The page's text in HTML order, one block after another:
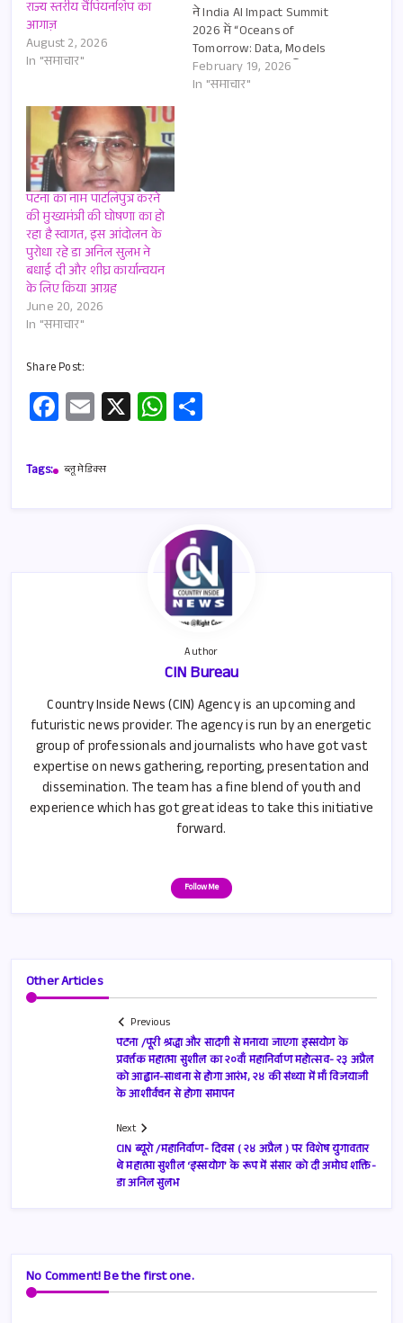
राज्य स्तरीय चैंपियनशिप का
आगाज़
August 2, 2026
In "समाचार"
ने India AI Impact Summit
2026 में “Oceans of
Tomorrow: Data, Models
and Governance” विषय पर
उच्चस्तरीय चर्चा का नेतृत्व किया।
February 19, 2026
In "समाचार"
पटना का नाम पाटलिपुत्र करने
की मुख्यमंत्री की घोषणा का हो
रहा है स्वागत, इस आंदोलन के
पुरोधा रहे डा अनिल सुलभ ने
बधाई दी और शीघ्र कार्यान्वयन
के लिए किया आग्रह
June 20, 2026
In "समाचार"
Share Post:
Fa
ce
b
E
m
ail
X W
h
A
p
p
Tags: ब्लू मेडिक्स
Author
CIN Bureau
Country Inside News (CIN) Agency is an upcoming and
futuristic news provider. The agency is run by an energetic
group of professionals and journalists who have got vast
expertise on news gathering, reporting, presentation and
dissemination. The team has a fine blend of youth and
experience which has got great ideas to take this initiative
forward.
Follow Me
Other Articles
Previous
पटना /पूरी श्रद्धा और सादगी से मनाया जाएगा इस्सयोग के
प्रवर्त्तक महात्मा सुशील का २०वाँ महानिर्वाण महोत्सव- २३ अप्रैल
को आह्वान-साधना से होगा आरंभ, २४ की संध्या में माँ विजयाजी
के आशीर्वचन से होगा समापन
Next
CIN ब्यूरो /महानिर्वाण- दिवस ( २४ अप्रैल ) पर विशेष युगावतार
थे महात्मा सुशील ‘इस्सयोग’ के रूप में संसार को दी अमोघ शक्ति-
डा अनिल सुलभ
No Comment! Be the first one.